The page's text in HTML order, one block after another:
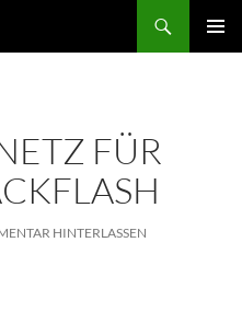
FÜR
HINTERLASSEN